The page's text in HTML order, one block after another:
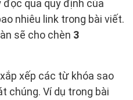
qua quy định của
nhiêu link trong bài viết.
sẽ cho chèn 3
xếp các từ khóa sao
chúng. Ví dụ trong bài